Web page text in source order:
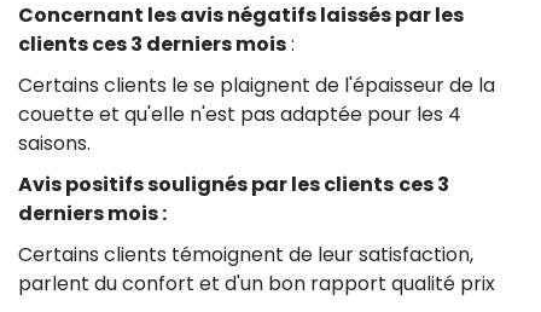
Concernant les avis négatifs laissés par les
clients ces 3 derniers mois:
Certains clients le se plaignent de l'épaisseur de la
couette et qu'elle n'est pas adaptée pour les 4
saisons.
Avis positifs soulignés par les clients ces 3
derniers mois :
Certains clients témoignent de leur satisfaction,
parlent du confort et d'un bon rapport qualité prix